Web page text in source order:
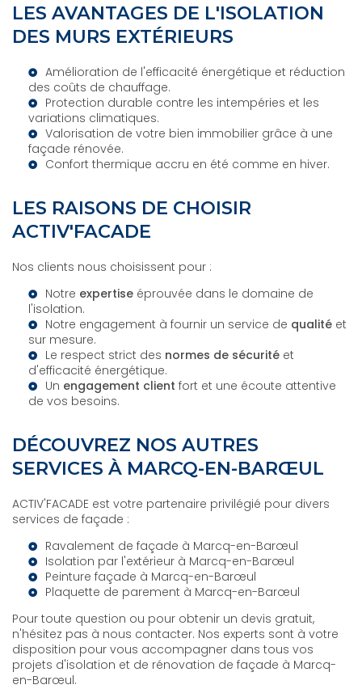
LES AVANTAGES DE L'ISOLATION
DES MURS EXTÉRIEURS
Amélioration de l'efficacité énergétique et réduction
des coûts de chauffage.
Protection durable contre les intempéries et les
variations climatiques.
Valorisation de votre bien immobilier grâce à une
façade rénovée.
Confort thermique accru en été comme en hiver.
LES RAISONS DE CHOISIR
ACTIV'FACADE
Nos clients nous choisissent pour :
Notre expertise éprouvée dans le domaine de
l'isolation.
Notre engagement à fournir un service de qualité et
sur mesure.
Le respect strict des normes de sécurité et
d'efficacité énergétique.
Un engagement client fort et une écoute attentive
de vos besoins.
DÉCOUVREZ NOS AUTRES
SERVICES À MARCQ-EN-BARŒUL
ACTIV'FACADE est votre partenaire privilégié pour divers
services de façade :
Ravalement de façade à Marcq-en-Barœul
Isolation par l'extérieur à Marcq-en-Barœul
Peinture façade à Marcq-en-Barœul
Plaquette de parement à Marcq-en-Barœul
Pour toute question ou pour obtenir un devis gratuit,
n'hésitez pas à nous contacter. Nos experts sont à votre
disposition pour vous accompagner dans tous vos
projets d'isolation et de rénovation de façade à Marcq-
en-Barœul.